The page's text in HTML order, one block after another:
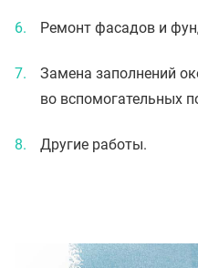
Ремонт фасадов и
Замена заполнений
во вспомогательных
Другие работы.